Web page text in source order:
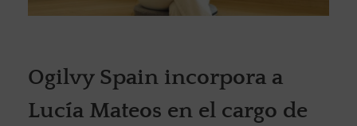
Ogilvy Spain incorpora a
Lucía Mateos en el cargo de